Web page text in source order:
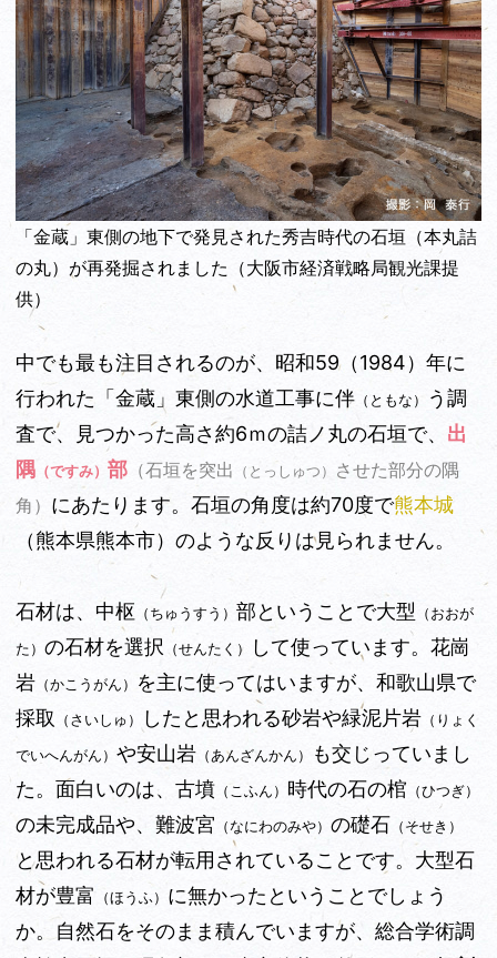
「金蔵」東側の地下で発見された秀吉時代の石垣（本丸詰
の丸）が再発掘されました（大阪市経済戦略局観光課提
供）
中でも最も注目されるのが、昭和59（1984）年に
行われた「金蔵」東側の水道工事に伴 （ともな）
う調
査で、見つかった高さ約6ｍの詰ノ丸の石垣で、 出
隅 （ですみ） 部 （石垣を突出 （とっしゅつ）
させた部分の隅
角） にあたります。石垣の角度は約70度で熊本城
（熊本県熊本市）のような反りは見られません。
石材は、中枢 （ちゅうすう） 部ということで大型
（おおが
た） の石材を選択 （せんたく）
して使っています。花崗
岩 （かこうがん）
を主に使ってはいますが、和歌山県で
採取
（さいしゅ） したと思われる砂岩や緑泥片岩 （りょく
でいへんがん） や安山岩 （あんざんかん）
も交じっていまし
た。面白いのは、古墳 （こふん） 時代の石の棺 （ひつぎ）
の未完成品や、難波宮 （なにわのみや） の礎石 （そせき）
と思われる石材が転用されていることです。大型石
材が豊富
（ほうふ） に無かったということでしょう
か。自然石をそのまま積んでいますが、総合学術調